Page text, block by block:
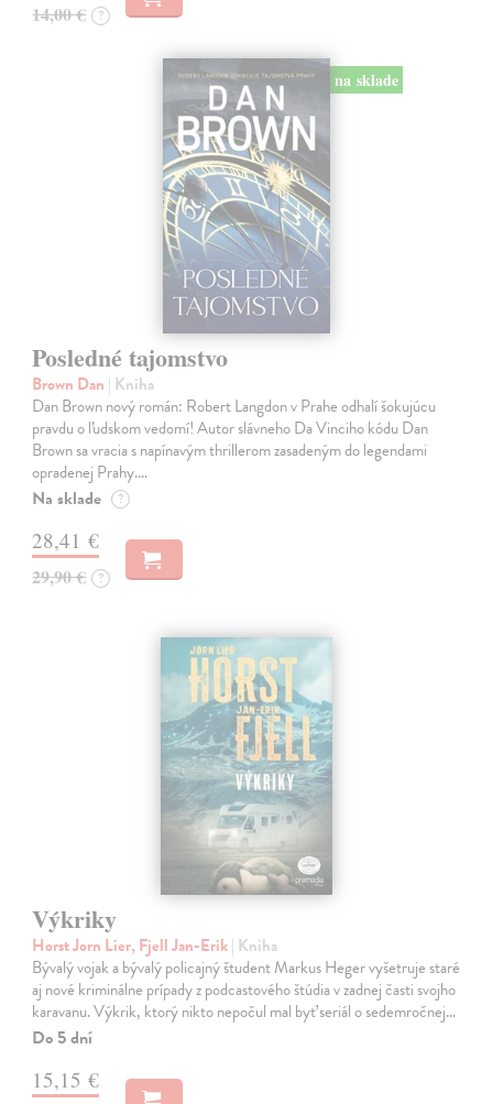
14,00 € ?
na sklade
Posledné tajomstvo
Brown Dan | Kniha
Dan Brown nový román: Robert Langdon v Prahe odhalí šokujúcu
pravdu o ľudskom vedomí! Autor slávneho Da Vinciho kódu Dan
Brown sa vracia s napínavým thrillerom zasadeným do legendami
opradenej Prahy.…
Na sklade ?
28,41 €
29,90 € ?
Výkriky
Horst Jorn Lier, Fjell Jan-Erik| Kniha
Bývalý vojak a bývalý policajný študent Markus Heger vyšetruje staré
aj nové kriminálne prípady z podcastového štúdia v zadnej časti svojho
karavanu. Výkrik, ktorý nikto nepočul mal byť seriál o sedemročnej…
Do 5 dní
15,15 €